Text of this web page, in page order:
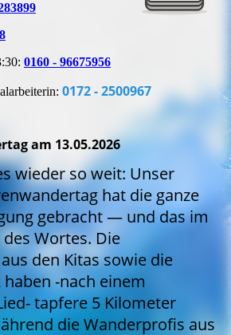
0160 - 96675956
0172 - 2500967
am 13.05.2026
wieder so weit: Unser
hat die ganze
gebracht — und das im
Wortes. Die
den Kitas sowie die
haben -nach einem
tapfere 5 Kilometer
die Wanderprofis aus